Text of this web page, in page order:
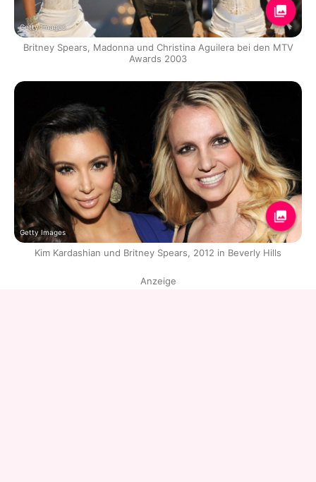
Getty Images
Britney Spears, Madonna und Christina Aguilera bei den MTV
Awards 2003
Getty Images
Kim Kardashian und Britney Spears, 2012 in Beverly Hills
Anzeige